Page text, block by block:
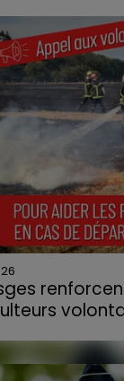
résidentiel,
et contraint à
de personnes.
de feu, la
a lancé un